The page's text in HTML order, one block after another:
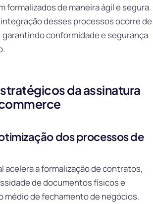
formalizados de maneira ágil e segura.
integração desses processos ocorre de
conformidade e segurança
da assinatura
dos processos de
acelera a formalização de contratos,
de documentos físicos e
médio de fechamento de negócios.